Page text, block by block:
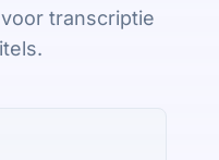
transcriptie